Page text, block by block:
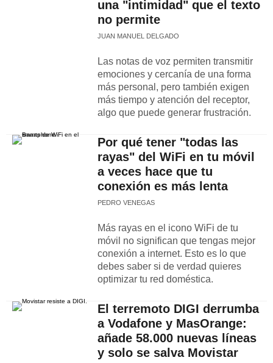
una "intimidad" que el texto
no permite
JUAN MANUEL DELGADO
Las notas de voz permiten transmitir
emociones y cercanía de una forma
más personal, pero también exigen
más tiempo y atención del receptor,
algo que puede generar frustración.
Por qué tener "todas las
rayas" del WiFi en tu móvil
a veces hace que tu
conexión es más lenta
PEDRO VENEGAS
Más rayas en el icono WiFi de tu
móvil no significan que tengas mejor
conexión a internet. Esto es lo que
debes saber si de verdad quieres
optimizar tu red doméstica.
El terremoto DIGI derrumba
a Vodafone y MasOrange:
añade 58.000 nuevas líneas
y solo se salva Movistar